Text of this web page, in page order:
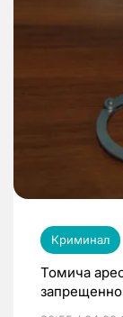
Криминал
Томича